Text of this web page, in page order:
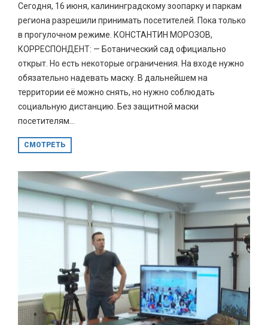
Сегодня, 16 июня, калининградскому зоопарку и паркам
региона разрешили принимать посетителей. Пока только
в прогулочном режиме. КОНСТАНТИН МОРОЗОВ,
КОРРЕСПОНДЕНТ: — Ботанический сад официально
открыт. Но есть некоторые ограничения. На входе нужно
обязательно надевать маску. В дальнейшем на
территории её можно снять, но нужно соблюдать
социальную дистанцию. Без защитной маски
посетителям...
СМОТРЕТЬ